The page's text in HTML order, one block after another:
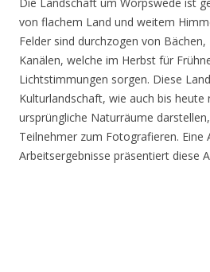
von flachem Land und weitem
Felder sind durchzogen von
Kanälen, welche im Herbst für
Lichtstimmungen sorgen. Diese
Kulturlandschaft, wie auch bis heute
ursprüngliche Naturräume
Teilnehmer zum Fotografieren. Eine
Arbeitsergebnisse präsentiert diese